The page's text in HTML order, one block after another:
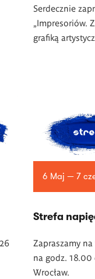
Serdecznie
„Impresoriów.
grafiką
6 Maj — 7
Strefa
Zapraszamy
na godz. 18.00
Wrocław.